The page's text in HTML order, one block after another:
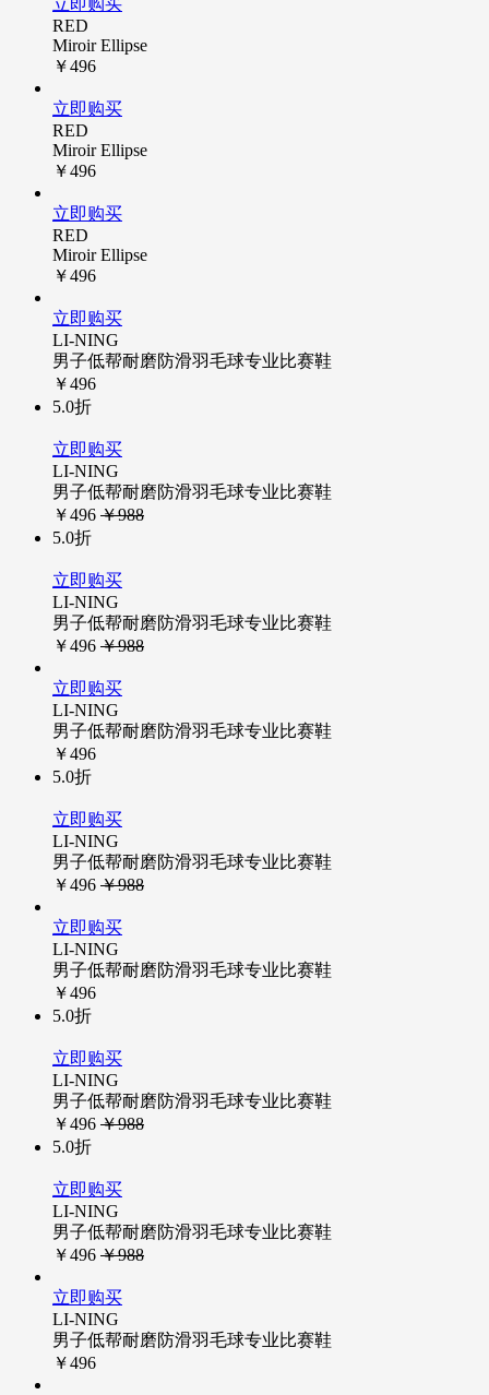
立即购买
RED
Miroir Ellipse
￥496
立即购买
RED
Miroir Ellipse
￥496
立即购买
RED
Miroir Ellipse
￥496
立即购买
LI-NING
男子低帮耐磨防滑羽毛球专业比赛鞋
￥496
5.0折
立即购买
LI-NING
男子低帮耐磨防滑羽毛球专业比赛鞋
￥496 ￥988
5.0折
立即购买
LI-NING
男子低帮耐磨防滑羽毛球专业比赛鞋
￥496 ￥988
立即购买
LI-NING
男子低帮耐磨防滑羽毛球专业比赛鞋
￥496
5.0折
立即购买
LI-NING
男子低帮耐磨防滑羽毛球专业比赛鞋
￥496 ￥988
立即购买
LI-NING
男子低帮耐磨防滑羽毛球专业比赛鞋
￥496
5.0折
立即购买
LI-NING
男子低帮耐磨防滑羽毛球专业比赛鞋
￥496 ￥988
5.0折
立即购买
LI-NING
男子低帮耐磨防滑羽毛球专业比赛鞋
￥496 ￥988
立即购买
LI-NING
男子低帮耐磨防滑羽毛球专业比赛鞋
￥496